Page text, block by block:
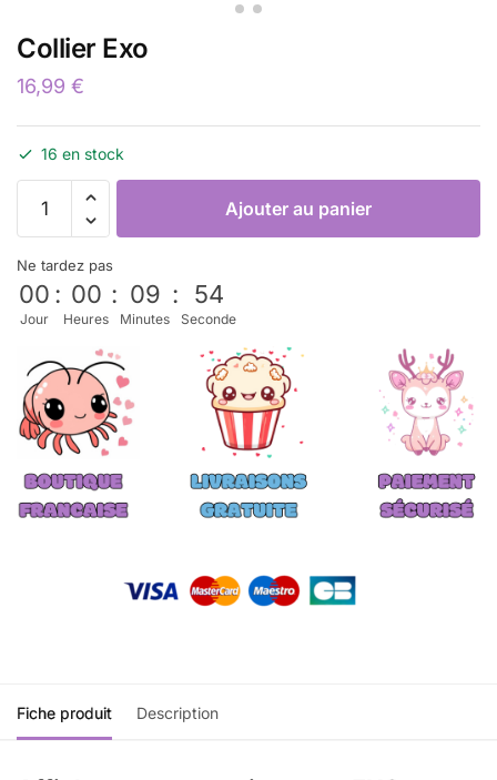
Collier Exo
16,99 €
16 en stock
Ajouter au panier
Ne tardez pas
00
Jour
: 00
Heures
: 09
Minutes
: 53
Seconde
Fiche produit Description